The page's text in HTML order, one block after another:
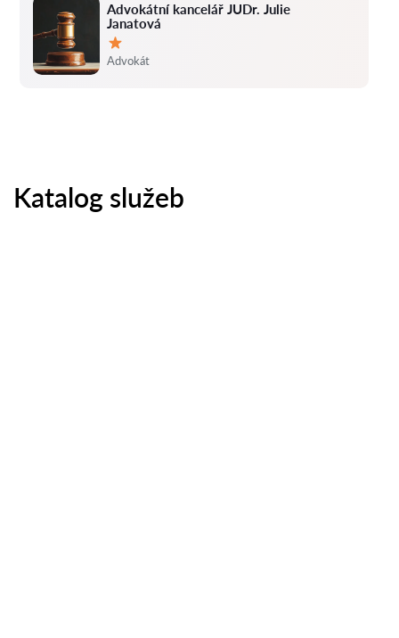
Advokátní kancelář JUDr. Julie
Janatová
Hodnocení:
Advokát
Katalog služeb